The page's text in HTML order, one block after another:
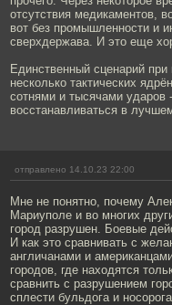
отсутствия медикаментов,
вот без промышленности и
сверхдержава. И это еще
Единственный сценарий
несколько тактических
сотнями и тысячами ударов
восстанавливаться в
отправлено 14.10.23 22:00
Мне не понятно, почему
Мариуполе и во многих
город разрушен. Боевые
И как это сравнивать с
англичанами и
городов, где находятся
сравнить с разрушением
сплести бульдога и